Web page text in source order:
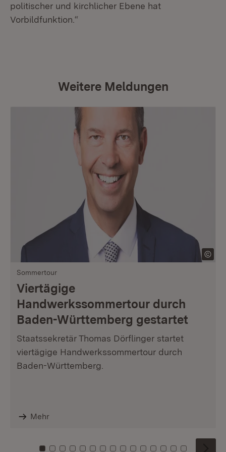
politischer und kirchlicher Ebene hat
Vorbildfunktion.“
Weitere Meldungen
Sommertour
Viertägige
Handwerkssommertour durch
Baden-Württemberg gestartet
Staatssekretär Thomas Dörflinger startet
viertägige Handwerkssommertour durch
Baden-Württemberg.
Mehr